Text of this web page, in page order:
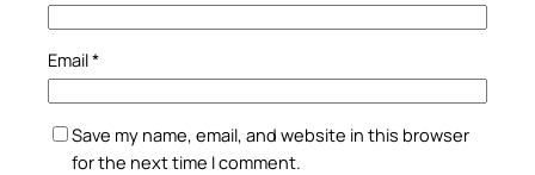
Email*
Save my name, email, and website in this browser
for the next time I comment.